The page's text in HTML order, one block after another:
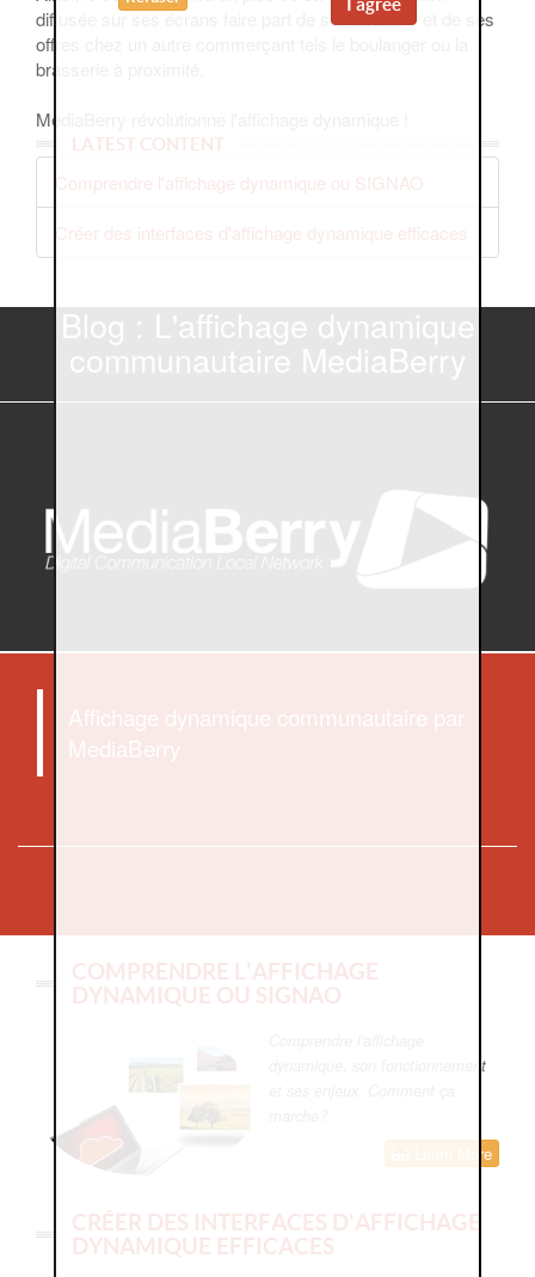
diffusée sur ses écrans faire part de son actualité et de ses
offres chez un autre commerçant tels le boulanger ou la
brasserie à proximité.
MediaBerry révolutionne l'affichage dynamique !
LATEST CONTENT
Comprendre l'affichage dynamique ou SIGNAO
Créer des interfaces d'affichage dynamique efficaces
Affichage dynamique communautaire par
MediaBerry
COMPRENDRE L'AFFICHAGE
DYNAMIQUE OU SIGNAO
dynamique, son fonctionnement
Learn More
CRÉER DES INTERFACES D'AFFICHAGE
DYNAMIQUE EFFICACES
I agree